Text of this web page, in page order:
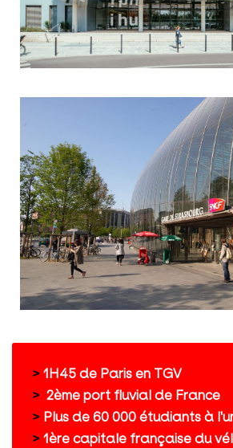
> 1H45 de Paris en TGV
> 2ème port fluvial de France
> Plus de 60 000 étudiants à
> 1ère capitale française du